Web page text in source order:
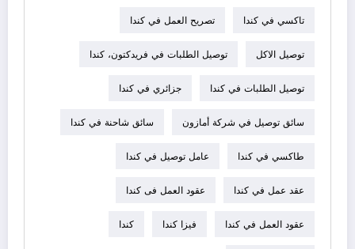
تاكسي في كندا تصريح العمل في كندا
توصيل الاكل توصيل الطلبات في فريدكتون، كندا
توصيل الطلبات في كندا جزائري في كندا
سائق توصيل في شركة أمازون سائق شاحنة في كندا
طاكسي في كندا عامل توصيل في كندا
عقد عمل في كندا عقود العمل فى كندا
عقود العمل في كندا فيزا كندا كندا